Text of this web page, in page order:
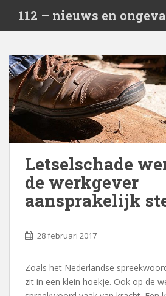
i
112 – nieuws en
Letselschade
de werkgever
aansprakelijk
28 februari 2017
Zoals het Nederlandse
zit in een klein hoekje. Ook op de